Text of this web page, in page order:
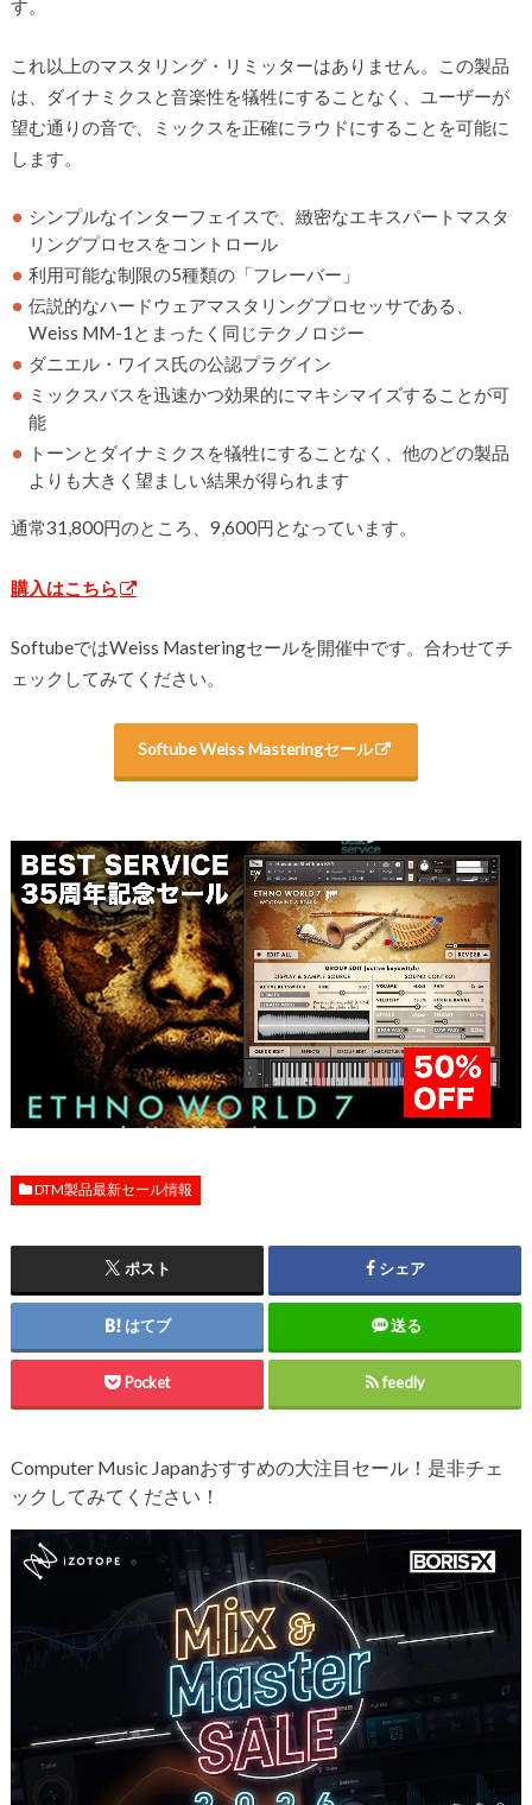
す。
これ以上のマスタリング・リミッターはありません。この製品
は、ダイナミクスと音楽性を犠牲にすることなく、ユーザーが
望む通りの音で、ミックスを正確にラウドにすることを可能に
します。
シンプルなインターフェイスで、緻密なエキスパートマスタ
リングプロセスをコントロール
利用可能な制限の5種類の「フレーバー」
伝説的なハードウェアマスタリングプロセッサである、
Weiss MM-1とまったく同じテクノロジー
ダニエル・ワイス氏の公認プラグイン
ミックスバスを迅速かつ効果的にマキシマイズすることが可
能
トーンとダイナミクスを犠牲にすることなく、他のどの製品
よりも大きく望ましい結果が得られます
通常31,800円のところ、9,600円となっています。
購入はこちら
SoftubeではWeiss Masteringセールを開催中です。合わせてチ
ェックしてみてください。
Softube Weiss Masteringセール
DTM製品最新セール情報
ポスト シェア
はてブ 送る
Pocket feedly
Computer Music Japanおすすめの大注目セール！是非チェ
ックしてみてください！